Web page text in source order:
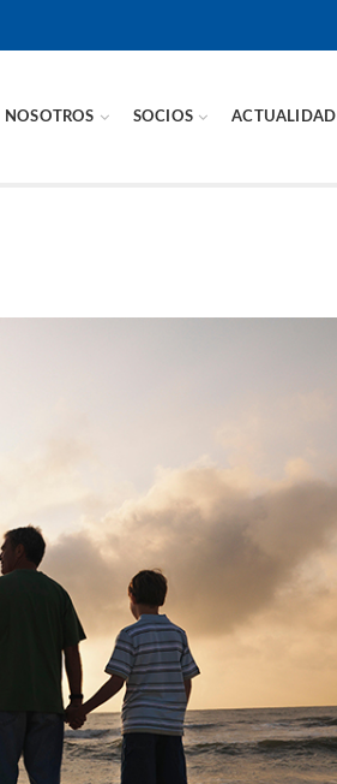
NOSOTROS SOCIOS ACTUALIDAD